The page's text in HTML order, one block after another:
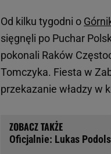
Od kilku tygodni o
sięgnęli po Puchar
pokonali Raków
Tomczyka. Fiesta w
przekazanie władzy w
Oficjalnie: Lukas